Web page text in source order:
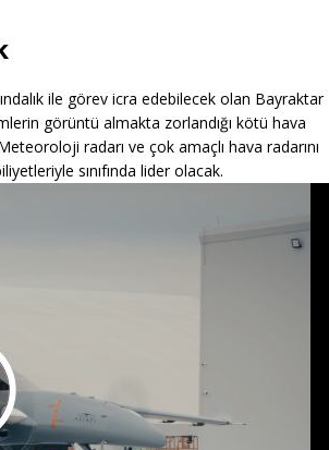
ile görev icra edebilecek olan Bayraktar
görüntü almakta zorlandığı kötü hava
radarı ve çok amaçlı hava radarını
sınıfında lider olacak.